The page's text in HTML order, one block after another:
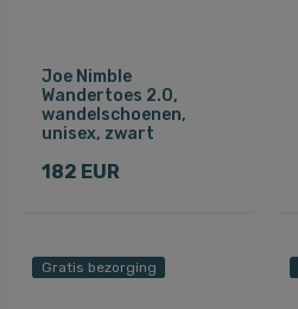
Joe Nimble
Wandertoes 2.0,
wandelschoenen,
unisex, zwart
182 EUR
Gratis bezorging